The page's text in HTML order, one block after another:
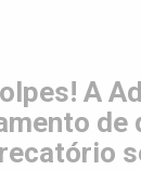
A
de